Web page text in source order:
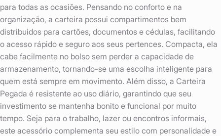
para todas as ocasiões. Pensando no conforto e na
organização, a carteira possui compartimentos bem
distribuidos para cartões, documentos e cédulas, facilitando
o acesso rápido e seguro aos seus pertences. Compacta, ela
cabe facilmente no bolso sem perder a capacidade de
armazenamento, tornando-se uma escolha inteligente para
quem está sempre em movimento. Além disso, a Carteira
Pegada é resistente ao uso diário, garantindo que seu
investimento se mantenha bonito e funcional por muito
tempo. Seja para o trabalho, lazer ou encontros informais,
este acessório complementa seu estilo com personalidade e